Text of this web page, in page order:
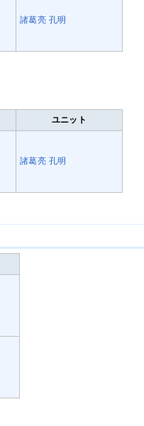
諸葛亮 孔明
ユニット
諸葛亮 孔明